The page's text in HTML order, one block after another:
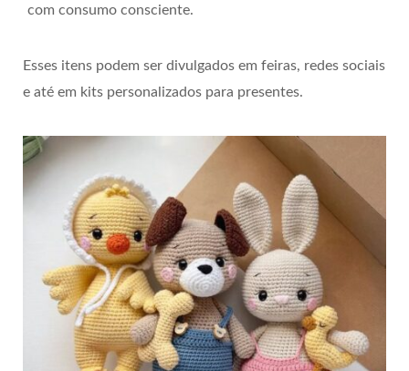
com consumo consciente.
Esses itens podem ser divulgados em feiras, redes sociais
e até em kits personalizados para presentes.